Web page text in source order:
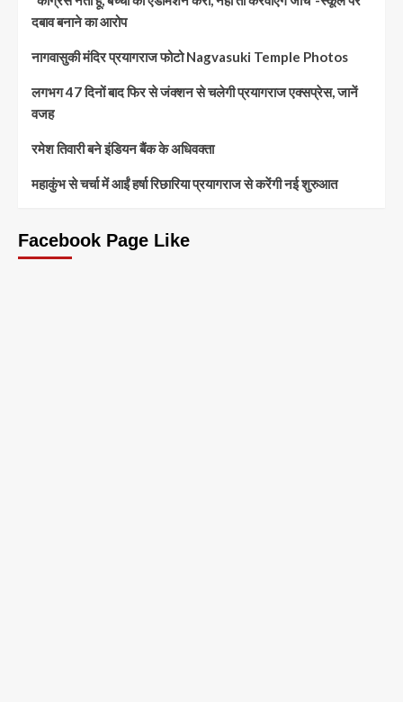
दबाव बनाने का आरोप
नागवासुकी मंदिर प्रयागराज फोटो Nagvasuki Temple Photos
लगभग 47 दिनों बाद फिर से जंक्शन से चलेगी प्रयागराज एक्सप्रेस, जानें
वजह
रमेश तिवारी बने इंडियन बैंक के अधिवक्ता
महाकुंभ से चर्चा में आईं हर्षा रिछारिया प्रयागराज से करेंगी नई शुरुआत
Facebook Page Like